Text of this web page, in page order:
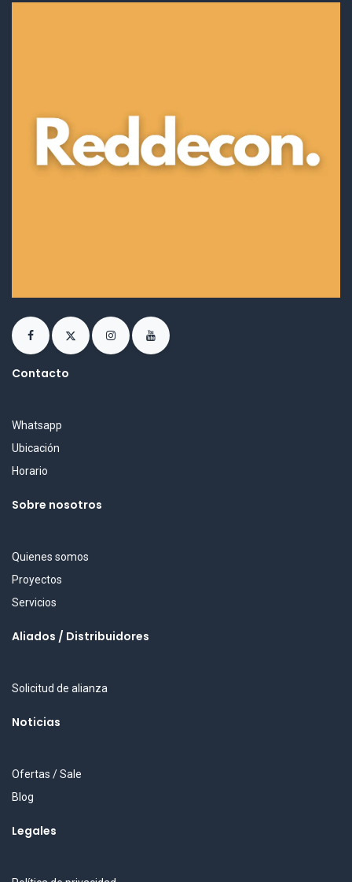
Contacto
Whatsapp
Ubicación
Horario
Sobre nosotros
Quienes somos
Proyectos
Servicios
Aliados / Distribuidores
Solicitud de alianza
Noticias
Ofertas / Sale
Blog
Legales